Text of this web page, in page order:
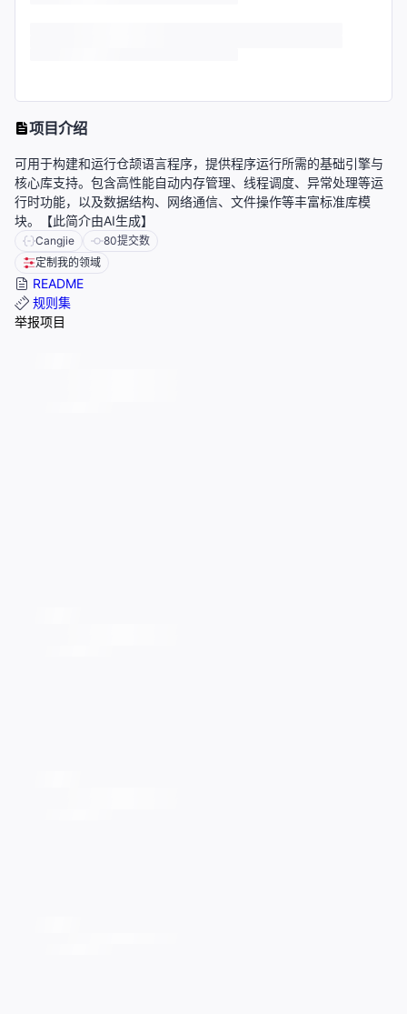
项目介绍
可用于构建和运行仓颉语言程序，提供程序运行所需的基础引擎与
核心库支持。包含高性能自动内存管理、线程调度、异常处理等运
行时功能，以及数据结构、网络通信、文件操作等丰富标准库模
块。【此简介由AI生成】
Cangjie 80提交数
定制我的领域
README
规则集
举报项目